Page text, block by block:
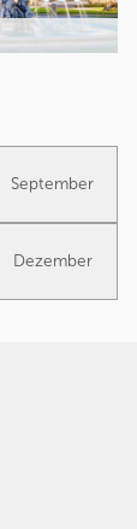
September
Dezember